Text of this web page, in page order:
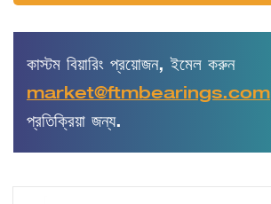
কাস্টম বিয়ারিং প্রয়োজন, ইমেল করুন
market@ftmbearings.com
প্রতিক্রিয়া জন্য.